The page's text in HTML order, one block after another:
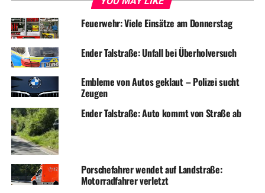
Feuerwehr: Viele Einsätze am Donnerstag
Ender Talstraße: Unfall bei Überholversuch
Embleme von Autos geklaut – Polizei sucht
Zeugen
Ender Talstraße: Auto kommt von Straße ab
Porschefahrer wendet auf Landstraße:
Motorradfahrer verletzt